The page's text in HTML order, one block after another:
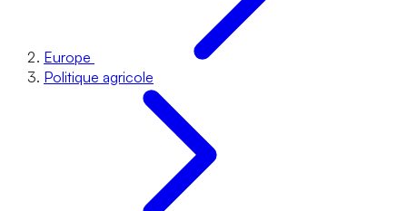
Europe
Politique agricole